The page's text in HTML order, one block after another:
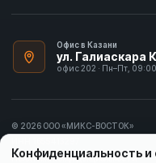
Офис в Казани
ул. Галиаскара
офис 202 · Пн–Пт,
© 2026 ООО «МИКС-ВОСТОК»
Политика конфиденциальности
Конфиденциальность